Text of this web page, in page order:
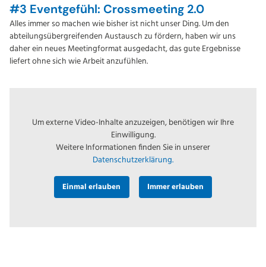
#3 Eventgefühl: Crossmeeting 2.0
Alles immer so machen wie bisher ist nicht unser Ding. Um den
abteilungsübergreifenden Austausch zu fördern, haben wir uns
daher ein neues Meetingformat ausgedacht, das gute Ergebnisse
liefert ohne sich wie Arbeit anzufühlen.
Um externe Video-Inhalte anzuzeigen, benötigen wir Ihre
Einwilligung.
Weitere Informationen finden Sie in unserer
Datenschutzerklärung.
Einmal erlauben Immer erlauben